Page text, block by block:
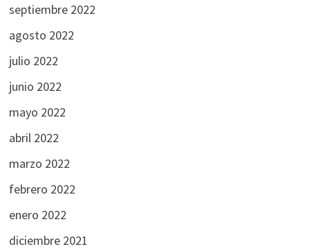
septiembre 2022
agosto 2022
julio 2022
junio 2022
mayo 2022
abril 2022
marzo 2022
febrero 2022
enero 2022
diciembre 2021